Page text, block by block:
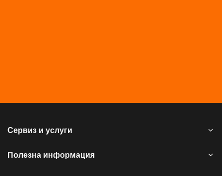
Сервиз и услуги
Полезна информация